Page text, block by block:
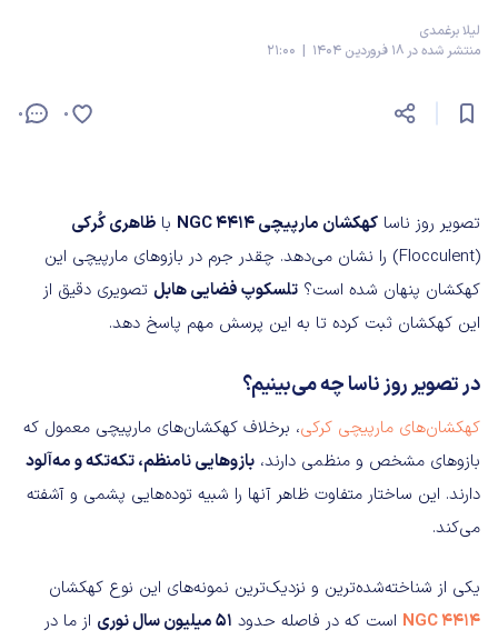
لیلا برغمدی
منتشر شده در 18 فروردین 1404 | 21:00
0 0
تصویر روز ناسا کهکشان مارپیچی NGC 4414 با ظاهری کُرکی
(Flocculent) را نشان می‌دهد. چقدر جرم در بازوهای مارپیچی این
کهکشان پنهان شده است؟ تلسکوپ فضایی هابل تصویری دقیق از
این کهکشان ثبت کرده تا به این پرسش مهم پاسخ دهد.
در تصویر روز ناسا چه می‌بینیم؟
کهکشان‌های مارپیچی کرکی، برخلاف کهکشان‌های مارپیچی معمول که
بازوهای مشخص و منظمی دارند، بازوهایی نامنظم، تکه‌تکه و مه‌آلود
دارند. این ساختار متفاوت ظاهر آنها را شبیه توده‌هایی پشمی و آشفته
می‌کند.
یکی از شناخته‌شده‌ترین و نزدیک‌ترین نمونه‌های این نوع کهکشان
NGC 4414 است که در فاصله حدود ۵۱ میلیون سال نوری
از ما در